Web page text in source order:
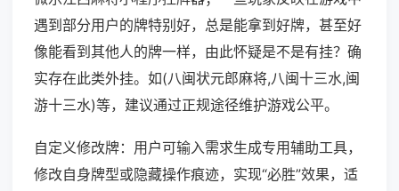
遇到部分用户的牌特别好，总是能拿到好牌，甚至好
像能看到其他人的牌一样，由此怀疑是不是有挂？确
实存在此类外挂。如(八闽状元郎麻将,八闽十三水,闽
游十三水)等，建议通过正规途径维护游戏公平。
自定义修改牌：用户可输入需求生成专用辅助工具，
修改自身牌型或隐藏操作痕迹，实现“必胜”效果，适